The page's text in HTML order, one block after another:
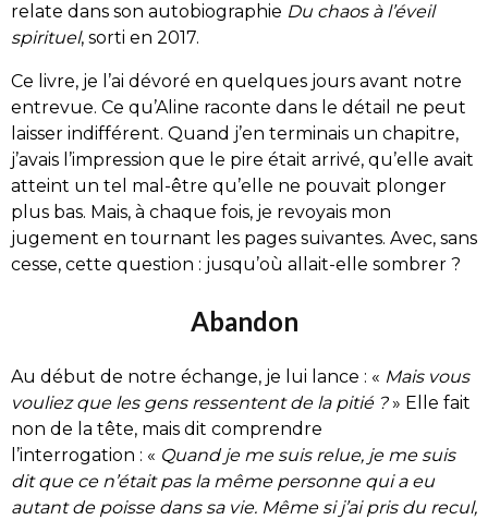
relate dans son autobiographie Du chaos à l’éveil
spirituel, sorti en 2017.
Ce livre, je l’ai dévoré en quelques jours avant notre
entrevue. Ce qu’Aline raconte dans le détail ne peut
laisser indifférent. Quand j’en terminais un chapitre,
j’avais l’impression que le pire était arrivé, qu’elle avait
atteint un tel mal-être qu’elle ne pouvait plonger
plus bas. Mais, à chaque fois, je revoyais mon
jugement en tournant les pages suivantes. Avec, sans
cesse, cette question : jusqu’où allait-elle sombrer ?
Abandon
Au début de notre échange, je lui lance : « Mais vous
vouliez que les gens ressentent de la pitié ?» Elle fait
non de la tête, mais dit comprendre
l’interrogation : « Quand je me suis relue, je me suis
dit que ce n’était pas la même personne qui a eu
autant de poisse dans sa vie. Même si j’ai pris du recul,